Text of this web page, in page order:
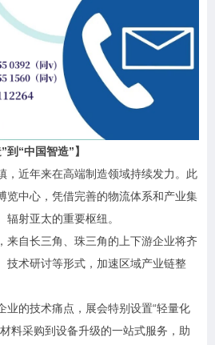
到“中国智造”】
，近年来在高端制造领域持续发力。此
览中心，凭借完善的物流体系和产业集
射亚太的重要枢纽。
来自长三角、珠三角的上下游企业将齐
技术研讨等形式，加速区域产业链整
业的技术痛点，展会特别设置“轻量化
料采购到设备升级的一站式服务，助